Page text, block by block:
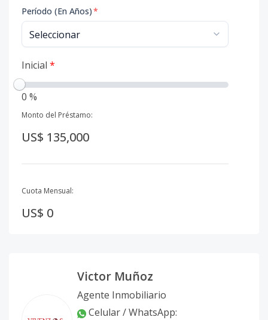
Período (En Años)*
Inicial *
0 %
Monto del Préstamo:
US$ 135,000
Cuota Mensual:
US$ 0
Victor Muñoz
Agente Inmobiliario
Celular / WhatsApp: